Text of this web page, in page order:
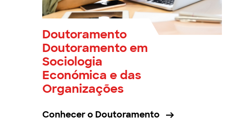
Doutoramento
Doutoramento em
Sociologia
Económica e das
Organizações
Conhecer o Doutoramento